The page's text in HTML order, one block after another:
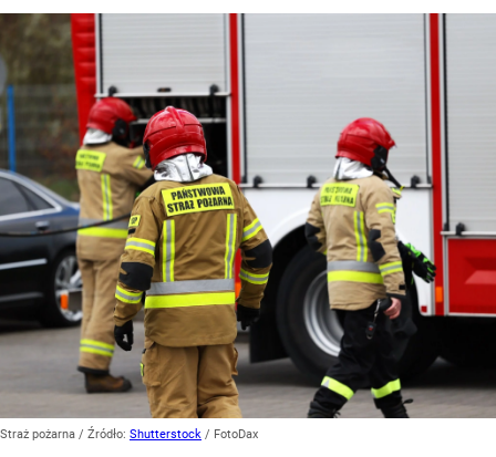
Straż pożarna / Źródło: Shutterstock / FotoDax